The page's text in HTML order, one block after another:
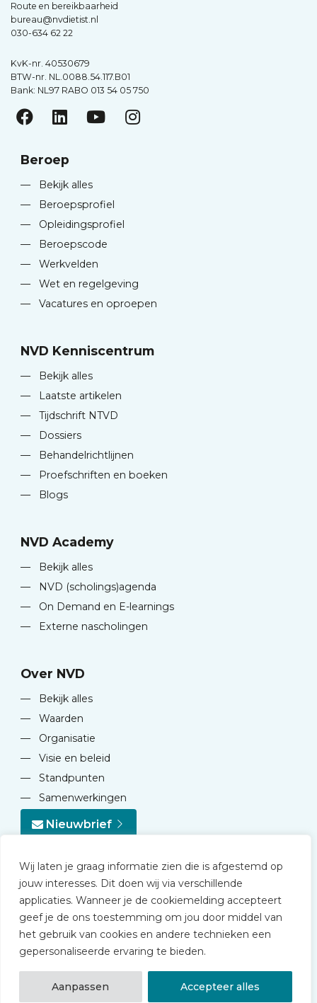
Wij laten je graag informatie zien die is afgestemd op
jouw interesses. Dit doen wij via verschillende
applicaties. Wanneer je de cookiemelding accepteert
geef je de ons toestemming om jou door middel van
het gebruik van cookies en andere technieken een
gepersonaliseerde ervaring te bieden.
Aanpassen Accepteer alles
Route en bereikbaarheid
bureau@nvdietist.nl
030-634 62 22
KvK-nr. 40530679
BTW-nr. NL.0088.54.117.B01
Bank: NL97 RABO 013 54 05 750
Beroep
—
Bekijk alles
—
Beroepsprofiel
—
Opleidingsprofiel
—
Beroepscode
—
Werkvelden
—
Wet en regelgeving
—
Vacatures en oproepen
NVD Kenniscentrum
—
Bekijk alles
—
Laatste artikelen
—
Tijdschrift NTVD
—
Dossiers
—
Behandelrichtlijnen
—
Proefschriften en boeken
—
Blogs
NVD Academy
—
Bekijk alles
—
NVD (scholings)agenda
—
On Demand en E-learnings
—
Externe nascholingen
Over NVD
—
Bekijk alles
—
Waarden
—
Organisatie
—
Visie en beleid
—
Standpunten
—
Samenwerkingen
Nieuwbrief
© 2026 NVD
Privacy statement
Disclaimer